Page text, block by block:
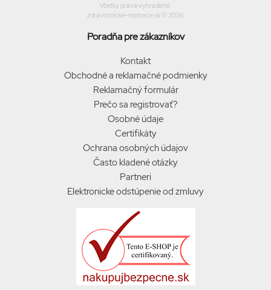
Všetky práva vyhradené.
zdravotnicke-matrace.sk © 2026
Poradňa pre zákazníkov
Kontakt
Obchodné a reklamačné podmienky
Reklamačný formulár
Prečo sa registrovať?
Osobné údaje
Certifikáty
Ochrana osobných údajov
Často kladené otázky
Partneri
Elektronicke odstúpenie od zmluvy